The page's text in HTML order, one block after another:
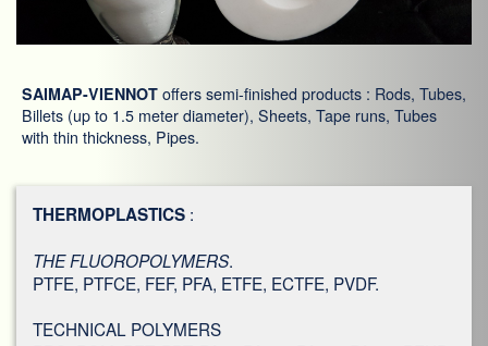
SAIMAP-VIENNOT offers semi-finished products : Rods, Tubes,
Billets (up to 1.5 meter diameter), Sheets, Tape runs, Tubes
with thin thickness, Pipes.
THERMOPLASTICS :
THE FLUOROPOLYMERS.
PTFE, PTFCE, FEF, PFA, ETFE, ECTFE, PVDF.
TECHNICAL POLYMERS